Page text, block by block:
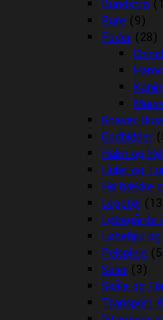
Bundstrø
Bure (9)
Foder (28)
Kanin
Gnaver
Godbidder
Halm og Hø
Huler og
Hø hække
Legetøj
Løbegårde
Løbehjul
Pelspleje
Seler (3)
Skåle og
Transport